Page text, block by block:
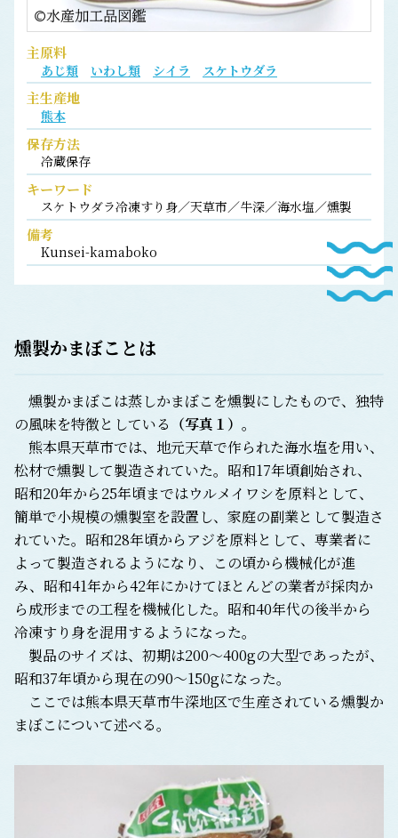
主原料
あじ類 いわし類 シイラ スケトウダラ
主生産地
熊本
保存方法
冷蔵保存
キーワード
スケトウダラ冷凍すり身／天草市／牛深／海水塩／燻製
備考
Kunsei-kamaboko
燻製かまぼことは
燻製かまぼこは蒸しかまぼこを燻製にしたもので、独特
の風味を特徴としている （写真１） 。
熊本県天草市では、地元天草で作られた海水塩を用い、
松材で燻製して製造されていた。昭和17年頃創始され、
昭和20年から25年頃まではウルメイワシを原料として、
簡単で小規模の燻製室を設置し、家庭の副業として製造さ
れていた。昭和28年頃からアジを原料として、専業者に
よって製造されるようになり、この頃から機械化が進
み、昭和41年から42年にかけてほとんどの業者が採肉か
ら成形までの工程を機械化した。昭和40年代の後半から
冷凍すり身を混用するようになった。
製品のサイズは、初期は200～400gの大型であったが、
昭和37年頃から現在の90～150gになった。
ここでは熊本県天草市牛深地区で生産されている燻製か
まぼこについて述べる。